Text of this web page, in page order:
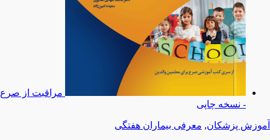
مراقبت از صرع
- نسخه چاپی
آموزش پزشکان, معرفی بیماران هفتگی